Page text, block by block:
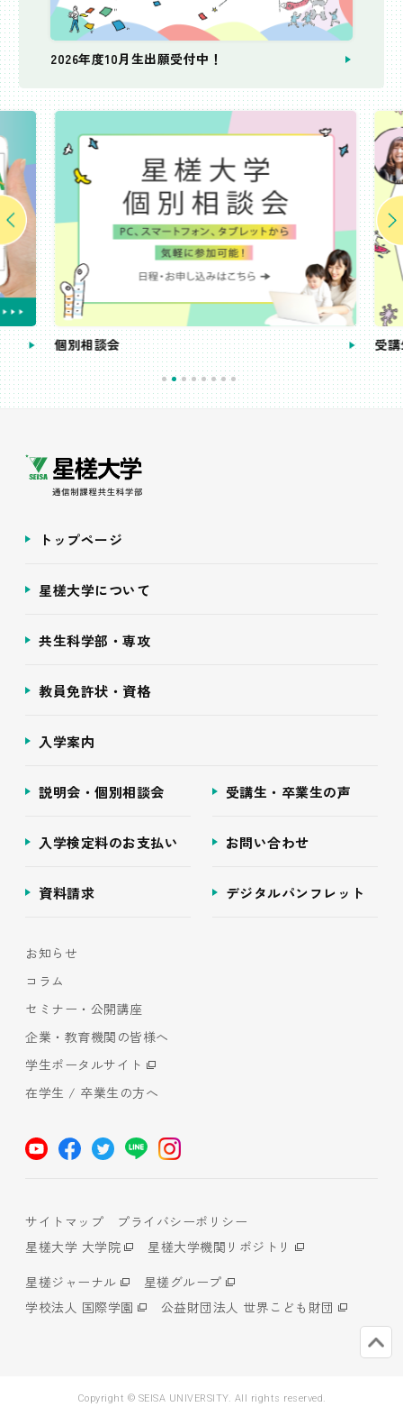
2026年度10月生出願受付中！
個別相談会 受講
トップページ
星槎大学について
共生科学部・専攻
教員免許状・資格
入学案内
説明会・個別相談会 受講生・卒業生の声
入学検定料のお支払い お問い合わせ
資料請求 デジタルパンフレット
お知らせ
コラム
セミナー・公開講座
企業・教育機関の皆様へ
学生ポータルサイト
在学生 / 卒業生の方へ
サイトマップ
プライバシーポリシー
星槎大学 大学院
星槎大学機関リポジトリ
星槎ジャーナル
星槎グループ
学校法人 国際学園
公益財団法人 世界こども財団
Copyright © SEISA UNIVERSITY. All rights reserved.